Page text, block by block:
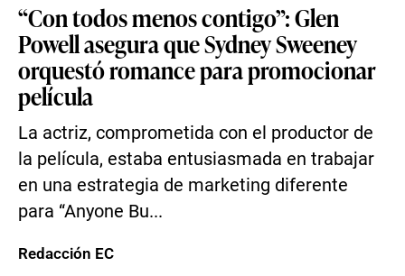
“Con todos menos contigo”: Glen
Powell asegura que Sydney Sweeney
orquestó romance para promocionar
película
La actriz, comprometida con el productor de
la película, estaba entusiasmada en trabajar
en una estrategia de marketing diferente
para “Anyone Bu...
Redacción EC